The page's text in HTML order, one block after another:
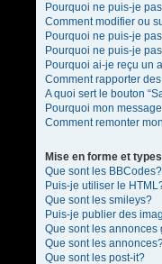
Pourquoi ne puis-je
Comment modifier ou
Pourquoi ne puis-je
Pourquoi ne puis-je
Pourquoi ai-je reçu un
Comment rapporter
A quoi sert le bouton
Pourquoi mon
Comment remonter
Mise en forme et
Que sont les BBCodes?
Puis-je utiliser le
Que sont les smileys?
Puis-je publier des
Que sont les annonces
Que sont les
Que sont les post-it?